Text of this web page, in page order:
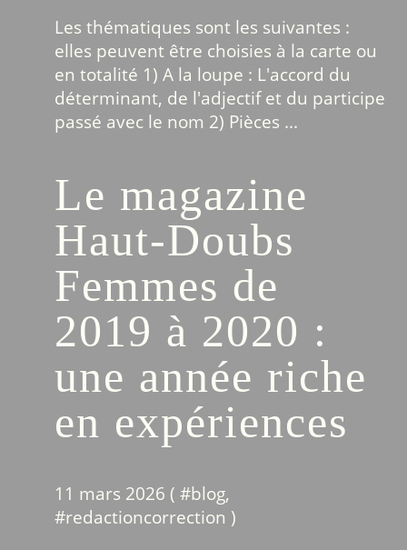
Les thématiques sont les suivantes :
elles peuvent être choisies à la carte ou
en totalité 1) A la loupe : L'accord du
déterminant, de l'adjectif et du participe
passé avec le nom 2) Pièces ...
Le magazine
Haut-Doubs
Femmes de
2019 à 2020 :
une année riche
en expériences
11 mars 2026 ( #blog,
#redactioncorrection )